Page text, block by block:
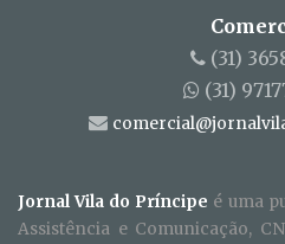
(31)
(31)
Jornal Vila do Príncipe é uma
Assistência e Comunicação,